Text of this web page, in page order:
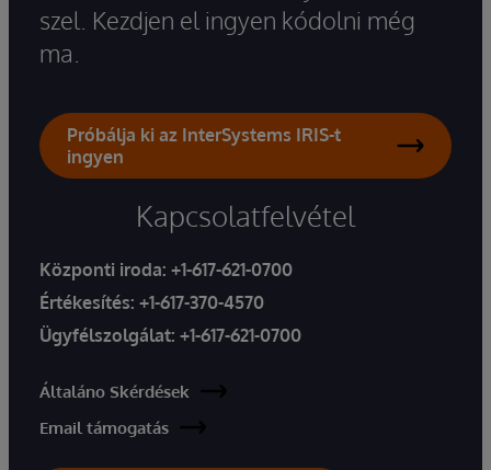
szel. Kezdjen el ingyen kódolni még
ma.
Próbálja ki az InterSystems IRIS-t
ingyen
Kapcsolatfelvétel
Központi iroda: +1-617-621-0700
Értékesítés: +1-617-370-4570
Ügyfélszolgálat: +1-617-621-0700
Általáno Skérdések
Email támogatás